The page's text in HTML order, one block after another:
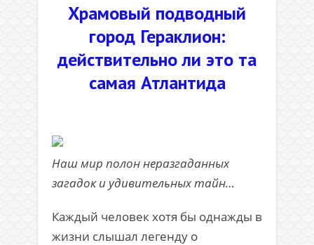
Храмовый подводный
город Гераклион:
действительно ли это та
самая Атлантида
Наш мир полон неразгаданных
загадок и удивительных тайн…
Каждый человек хотя бы однажды в
жизни слышал легенду о